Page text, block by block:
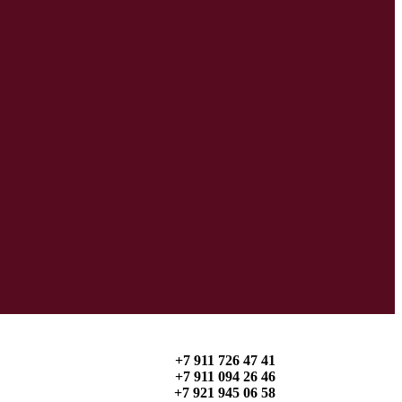
+7 911 726 47 41
+7 911 094 26 46
+7 921 945 06 58